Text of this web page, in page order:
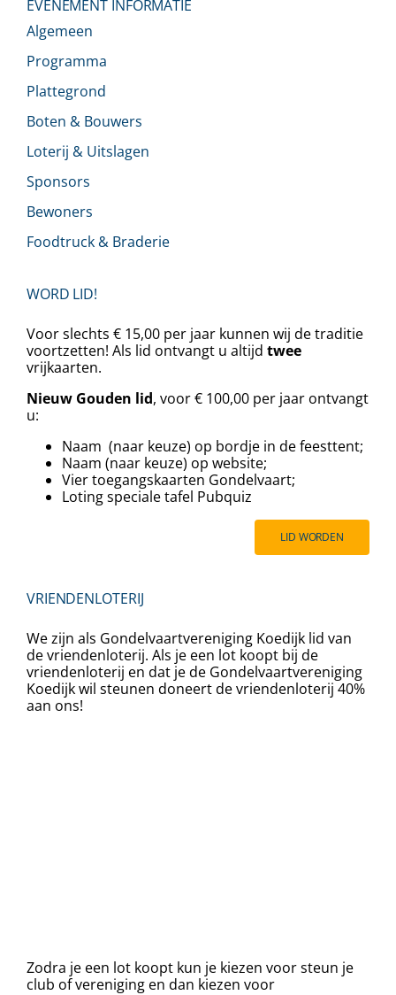
EVENEMENT INFORMATIE
Algemeen
Programma
Plattegrond
Boten & Bouwers
Loterij & Uitslagen
Sponsors
Bewoners
Foodtruck & Braderie
WORD LID!
Voor slechts € 15,00 per jaar kunnen wij de traditie
voortzetten! Als lid ontvangt u altijd twee
vrijkaarten.
Nieuw Gouden lid, voor € 100,00 per jaar ontvangt
u:
Naam (naar keuze) op bordje in de feesttent;
Naam (naar keuze) op website;
Vier toegangskaarten Gondelvaart;
⁠⁠Loting speciale tafel Pubquiz
LID WORDEN
VRIENDENLOTERIJ
We zijn als Gondelvaartvereniging Koedijk lid van
de vriendenloterij. Als je een lot koopt bij de
vriendenloterij en dat je de Gondelvaartvereniging
Koedijk wil steunen doneert de vriendenloterij 40%
aan ons!
Zodra je een lot koopt kun je kiezen voor steun je
club of vereniging en dan kiezen voor